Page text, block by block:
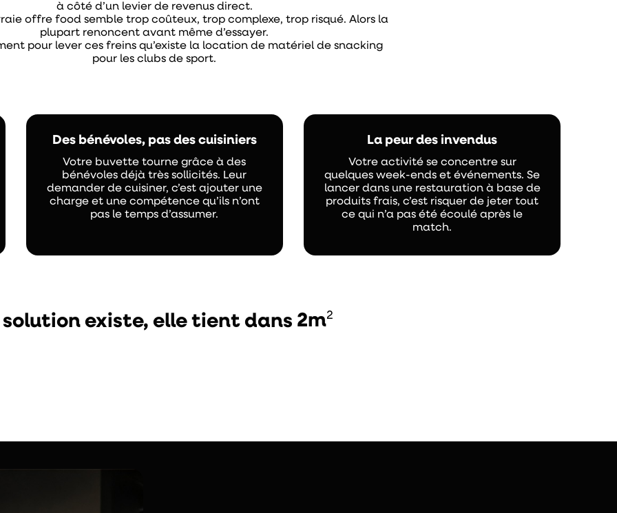
à côté d’un levier de revenus direct.
offre food semble trop coûteux, trop complexe, trop risqué. Alors la
plupart renoncent avant même d’essayer.
pour lever ces freins qu’existe la location de matériel de snacking
pour les clubs de sport.
Des bénévoles, pas des cuisiniers
Votre buvette tourne grâce à des
bénévoles déjà très sollicités. Leur
demander de cuisiner, c’est ajouter une
charge et une compétence qu’ils n’ont
pas le temps d’assumer.
La peur des invendus
Votre activité se concentre sur
quelques week-ends et événements. Se
lancer dans une restauration à base de
produits frais, c’est risquer de jeter tout
ce qui n’a pas été écoulé après le
match.
solution existe, elle tient dans 2m2